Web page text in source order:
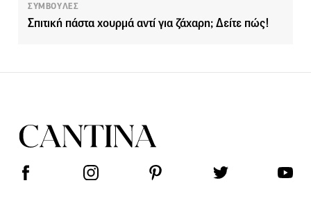
ΣΥΜΒΟΥΛΕΣ
Σπιτική πάστα χουρμά αντί για ζάχαρη; Δείτε πώς!